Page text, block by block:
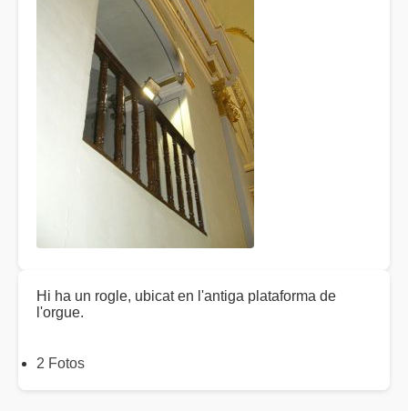
Hi ha un rogle, ubicat en l'antiga plataforma de
l'orgue.
2 Fotos